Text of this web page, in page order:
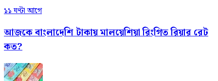
১১ ঘণ্টা আগে
আজকে বাংলাদেশি টাকায় মালয়েশিয়া রিংগিত রিয়ার রেট
কত?